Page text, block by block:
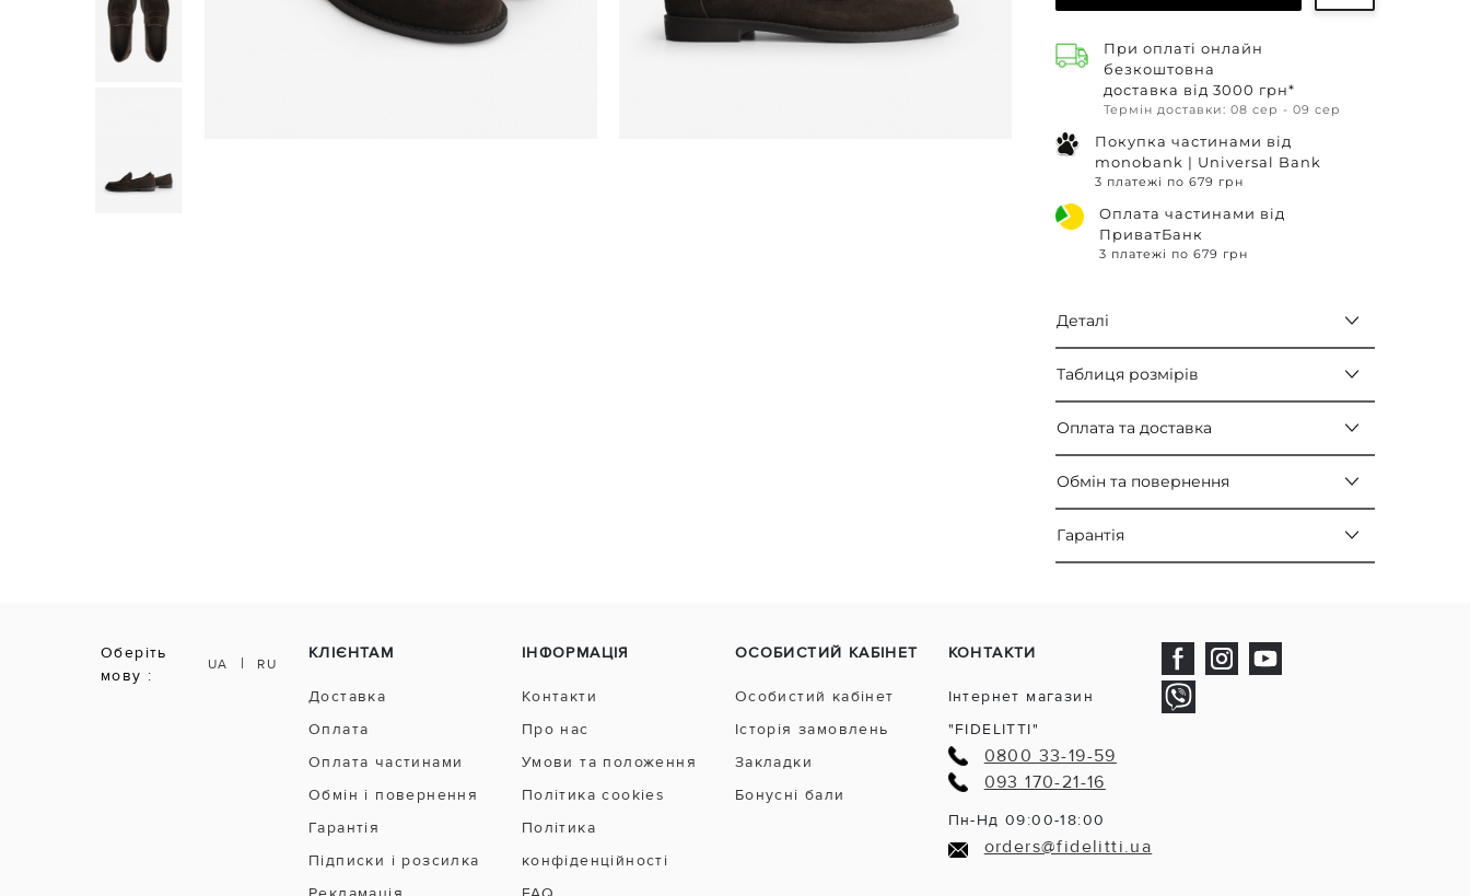
При оплаті онлайн
безкоштовна
доставка від 3000 грн*
Термін доставки: 08 сер - 09 сер
Покупка частинами від
monobank | Universal Bank
3 платежі по 679 грн
Оплата частинами від
ПриватБанк
3 платежі по 679 грн
Деталі
Таблиця розмірів
Оплата та доставка
Обмін та повернення
Гарантія
Оберіть
мову :
UA | RU
КЛІЄНТАМ
Доставка
Оплата
Оплата частинами
Обмін і повернення
Гарантія
Підписки і розсилка
ІНФОРМАЦІЯ
Контакти
Про нас
Умови та положення
Політика cookies
Політика
конфіденційності
ОСОБИСТИЙ КАБІНЕТ
Особистий кабінет
Історія замовлень
Закладки
Бонусні бали
КОНТАКТИ
Інтернет магазин
"FIDELITTI"
0800 33-19-59
093 170-21-16
Пн-Нд 09:00-18:00
orders@fidelitti.ua